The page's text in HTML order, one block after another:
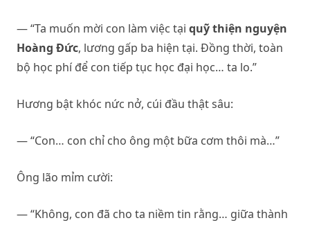
— “Ta muốn mời con làm việc tại quỹ thiện nguyện
Hoàng Đức, lương gấp ba hiện tại. Đồng thời, toàn
bộ học phí để con tiếp tục học đại học… ta lo.”
Hương bật khóc nức nở, cúi đầu thật sâu:
— “Con… con chỉ cho ông một bữa cơm thôi mà…”
Ông lão mỉm cười:
— “Không, con đã cho ta niềm tin rằng… giữa thành